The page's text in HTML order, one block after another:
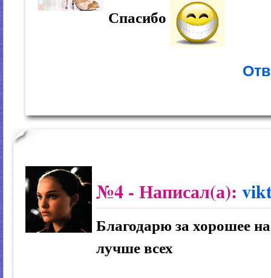
Спасибо
№4 - Написал(а):
Благодарю за хорошее
лучше всех